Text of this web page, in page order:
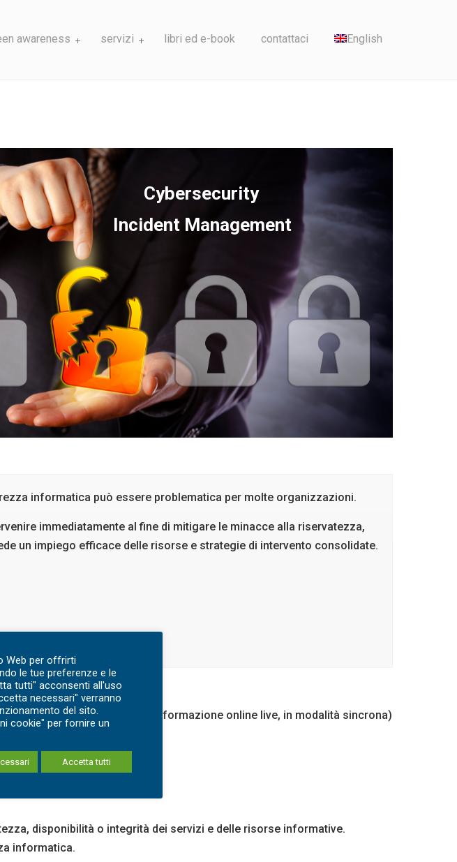
awareness servizi libri ed e-book contattaci English
Cybersecurity
Incident Management
informatica può essere problematica per molte organizzazioni.
immediatamente al fine di mitigare le minacce alla riservatezza,
un impiego efficace delle risorse e strategie di intervento consolidate.
con sessioni frontali oppure formazione online live, in modalità sincrona)
disponibilità o integrità dei servizi e delle risorse informative.
informatica.
Web per offrirti
le tue preferenze e le
tutti" acconsenti all'uso
necessari" verranno
del sito.
cookie" per fornire un
Accetta tutti